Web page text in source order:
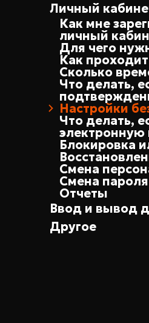
Личный
Как мне
личный
Для чего
Как
Сколько
Что делать,
Настройки
Что делать,
электронную
Блокировка
Смена
Смена пароля
Отчеты
Ввод и вывод
Другое